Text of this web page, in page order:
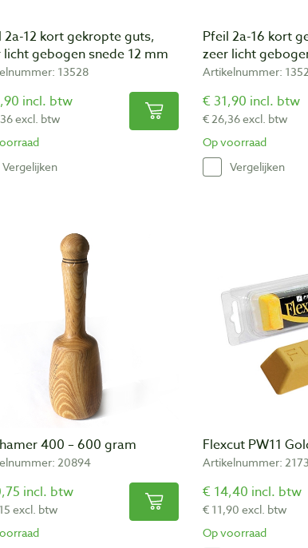
2a-12 kort gekropte guts,
licht gebogen snede 12 mm
13528
incl. btw
excl. btw
Vergelijken
Pfeil 2a-16 kort
zeer licht
Artikelnummer:
€ 31,90 incl. btw
€ 26,36 excl. btw
Op voorraad
Vergelijken
400 – 600 gram
20894
incl. btw
excl. btw
Flexcut PW11
Artikelnummer:
€ 14,40 incl. btw
€ 11,90 excl. btw
Op voorraad